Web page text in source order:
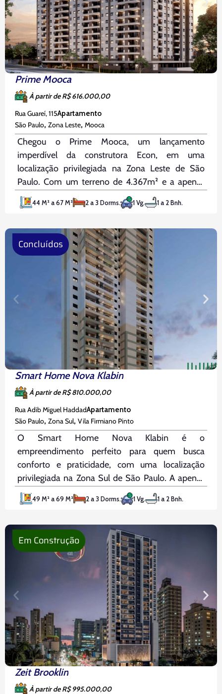
Prime Mooca
À partir de R$ 616.000,00
Rua Guareí, 115Apartamento
São Paulo, Zona Leste, Mooca
Chegou o Prime Mooca, um lançamento
imperdível da construtora Econ, em uma
localização privilegiada na Zona Leste de São
Paulo. Com um terreno de 4.367m² e a apenas
500 metros da Avenida Salim Farah Maluf, você
estará a 6 minutos da Estação Belen e a 10
44 M² a 67 M² 2 a 3 Dorms. 1 Vg. 1 a 2 Bnh.
Smart Home Nova Klabin
À partir de R$ 810.000,00
Rua Adib Miguel HaddadApartamento
São Paulo, Zona Sul, Vila Firmiano Pinto
O Smart Home Nova Klabin é o
empreendimento perfeito para quem busca
conforto e praticidade, com uma localização
privilegiada na Zona Sul de São Paulo. A apenas
400 metros da estação Santos Imigrantes e
perto de vias importantes como a Rua Vergueiro,
Concluídos
49 M² a 69 M² 2 a 3 Dorms. 1 Vg. 1 a 2 Bnh.
Zeit Brooklin
À partir de R$ 995.000,00
Em Construção